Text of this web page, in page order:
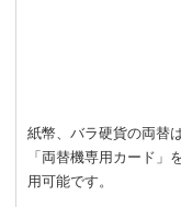
紙幣、バラ硬貨の両替
「両替機専用カード」
用可能です。